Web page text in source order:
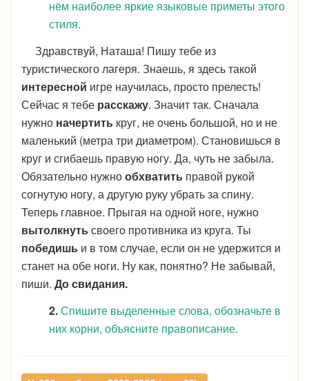
нём наиболее яркие языковые приметы этого
стиля.
Здравствуй, Наташа! Пишу тебе из
туристического лагеря. Знаешь, я здесь такой
интересной игре научилась, просто прелесть!
Сейчас я тебе расскажу. Значит так. Сначала
нужно начертить круг, не очень большой, но и не
маленький (метра три диаметром). Становишься в
круг и сгибаешь правую ногу. Да, чуть не забыла.
Обязательно нужнообхватить правой рукой
согнутую ногу, а другую руку убрать за спину.
Теперь главное. Прыгая на одной ноге, нужно
вытолкнутьсвоего противника из круга. Ты
победишь и в том случае, если он не удержится и
станет на обе ноги. Ну как, понятно? Не забывай,
пиши. До свидания.
2.Спишите выделенные слова, обозначьте в
них корни, объясните правописание.